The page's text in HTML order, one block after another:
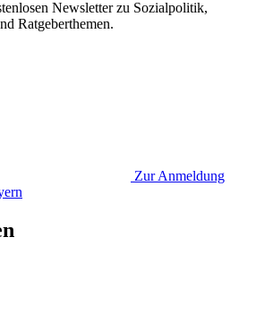
Newsletter zu Sozialpolitik,
Ratgeberthemen.
Zur Anmeldung